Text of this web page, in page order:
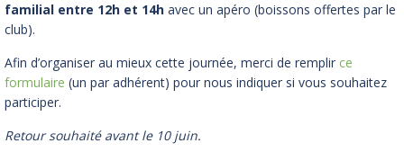
familial entre 12h et 14h avec un apéro (boissons offertes par le
club).
Afin d’organiser au mieux cette journée, merci de remplir ce
formulaire (un par adhérent) pour nous indiquer si vous souhaitez
participer.
Retour souhaité avant le 10 juin.